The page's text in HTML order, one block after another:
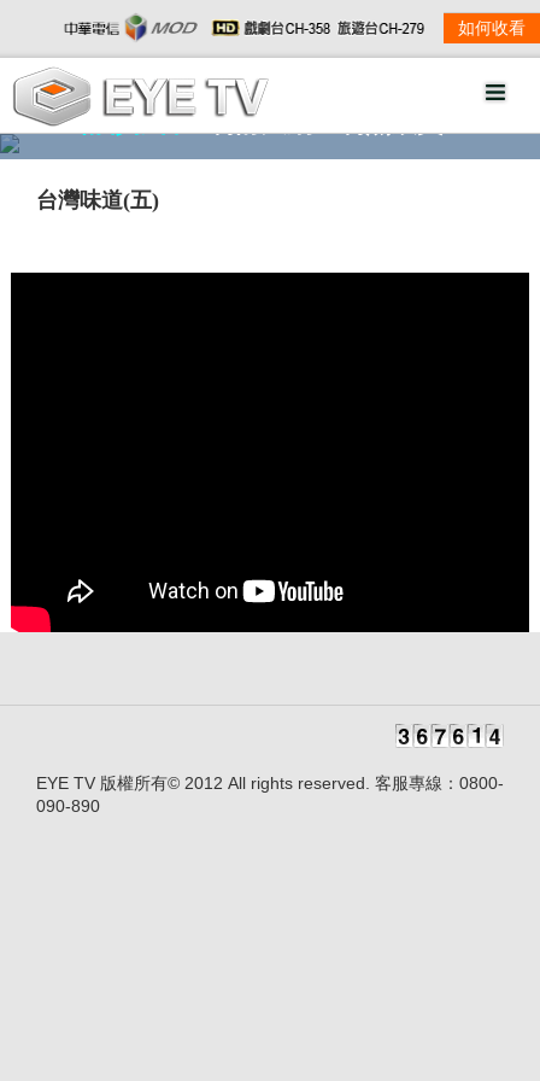
如何收看
精彩影音 劇情大綱
台灣味道(五)
EYE TV 版權所有© 2012 All rights reserved. 客服專線：0800-
090-890